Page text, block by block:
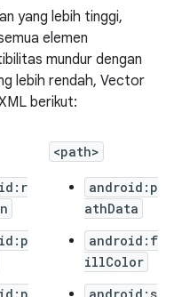
yang lebih tinggi,
elemen
mundur dengan
lebih rendah, Vector
berikut:
<path>
android:p
athData
android:f
illColor